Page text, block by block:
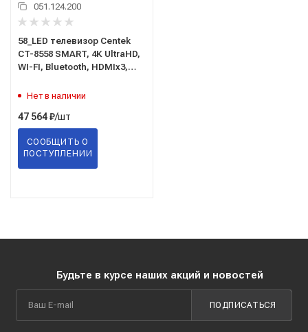
051.124.200
58_LED телевизор Centek
CT-8558 SMART, 4К UltraHD,
WI-FI, Bluetooth, HDMIx3,
Нет в наличии
47 564₽/шт
СООБЩИТЬ О
ПОСТУПЛЕНИИ
Будьте в курсе наших акций и новостей
ПОДПИСАТЬСЯ